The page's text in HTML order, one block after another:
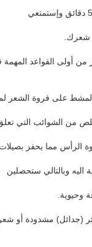
شعرك.
أولى القواعد المهمة
على فروة الشعر
من الشوائب التي
الرأس مما يحفز
اليه وبالتالي ستحصلين
وحيوية.
(جدائل) مشدودة أو